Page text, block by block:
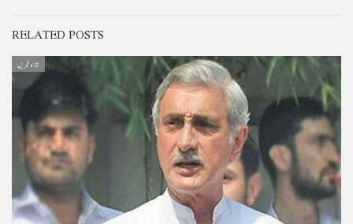
RELATED POSTS
تازہ خبریں